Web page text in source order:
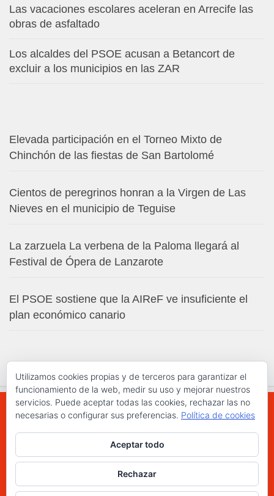
Las vacaciones escolares aceleran en Arrecife las
obras de asfaltado
Los alcaldes del PSOE acusan a Betancort de
excluir a los municipios en las ZAR
Elevada participación en el Torneo Mixto de
Chinchón de las fiestas de San Bartolomé
Cientos de peregrinos honran a la Virgen de Las
Nieves en el municipio de Teguise
La zarzuela La verbena de la Paloma llegará al
Festival de Ópera de Lanzarote
El PSOE sostiene que la AIReF ve insuficiente el
plan económico canario
WWW.ELCHAPLON.COM © 2026. Todos los
derechos reservados.
Utilizamos cookies propias y de terceros para garantizar el
funcionamiento de la web, medir su uso y mejorar nuestros
servicios. Puede aceptar todas las cookies, rechazar las no
necesarias o configurar sus preferencias. Política de cookies
Aceptar todo
Rechazar